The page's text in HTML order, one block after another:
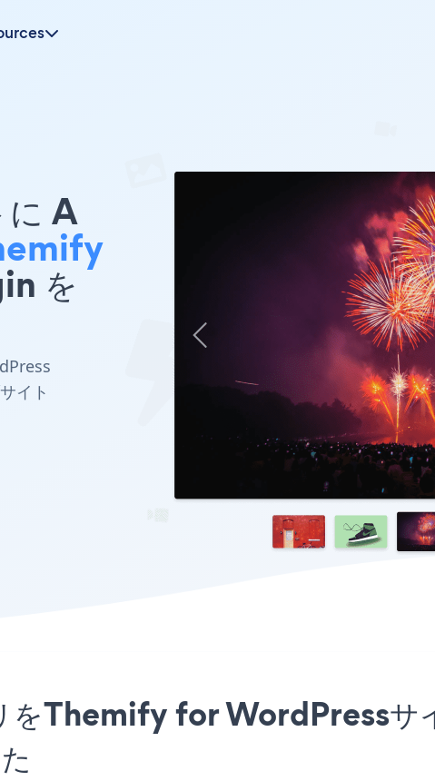
に A
を
イト
Themify for WordPressサ